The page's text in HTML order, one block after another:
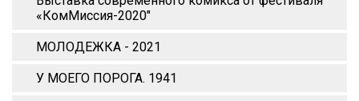
«КомМиссия-2020"
МОЛОДЕЖКА - 2021
У МОЕГО ПОРОГА. 1941